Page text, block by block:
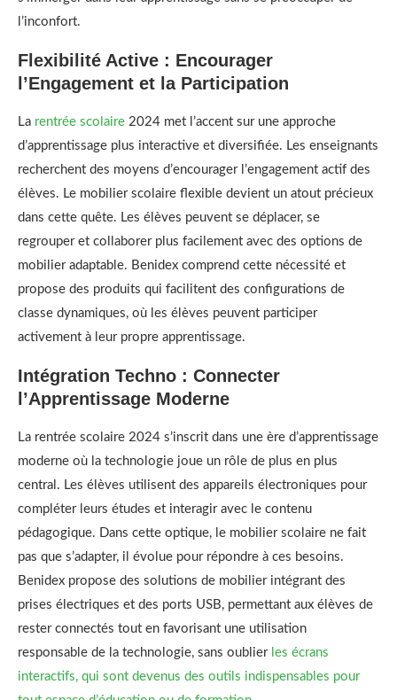
l’inconfort.
Flexibilité Active : Encourager
l’Engagement et la Participation
La rentrée scolaire 2024 met l’accent sur une approche
d’apprentissage plus interactive et diversifiée. Les enseignants
recherchent des moyens d’encourager l’engagement actif des
élèves. Le mobilier scolaire flexible devient un atout précieux
dans cette quête. Les élèves peuvent se déplacer, se
regrouper et collaborer plus facilement avec des options de
mobilier adaptable. Benidex comprend cette nécessité et
propose des produits qui facilitent des configurations de
classe dynamiques, où les élèves peuvent participer
activement à leur propre apprentissage.
Intégration Techno : Connecter
l’Apprentissage Moderne
La rentrée scolaire 2024 s’inscrit dans une ère d’apprentissage
moderne où la technologie joue un rôle de plus en plus
central. Les élèves utilisent des appareils électroniques pour
compléter leurs études et interagir avec le contenu
pédagogique. Dans cette optique, le mobilier scolaire ne fait
pas que s’adapter, il évolue pour répondre à ces besoins.
Benidex propose des solutions de mobilier intégrant des
prises électriques et des ports USB, permettant aux élèves de
rester connectés tout en favorisant une utilisation
responsable de la technologie, sans oublier les écrans
interactifs, qui sont devenus des outils indispensables pour